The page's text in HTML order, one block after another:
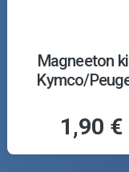
Magneeton
Kymco/
1,90 €